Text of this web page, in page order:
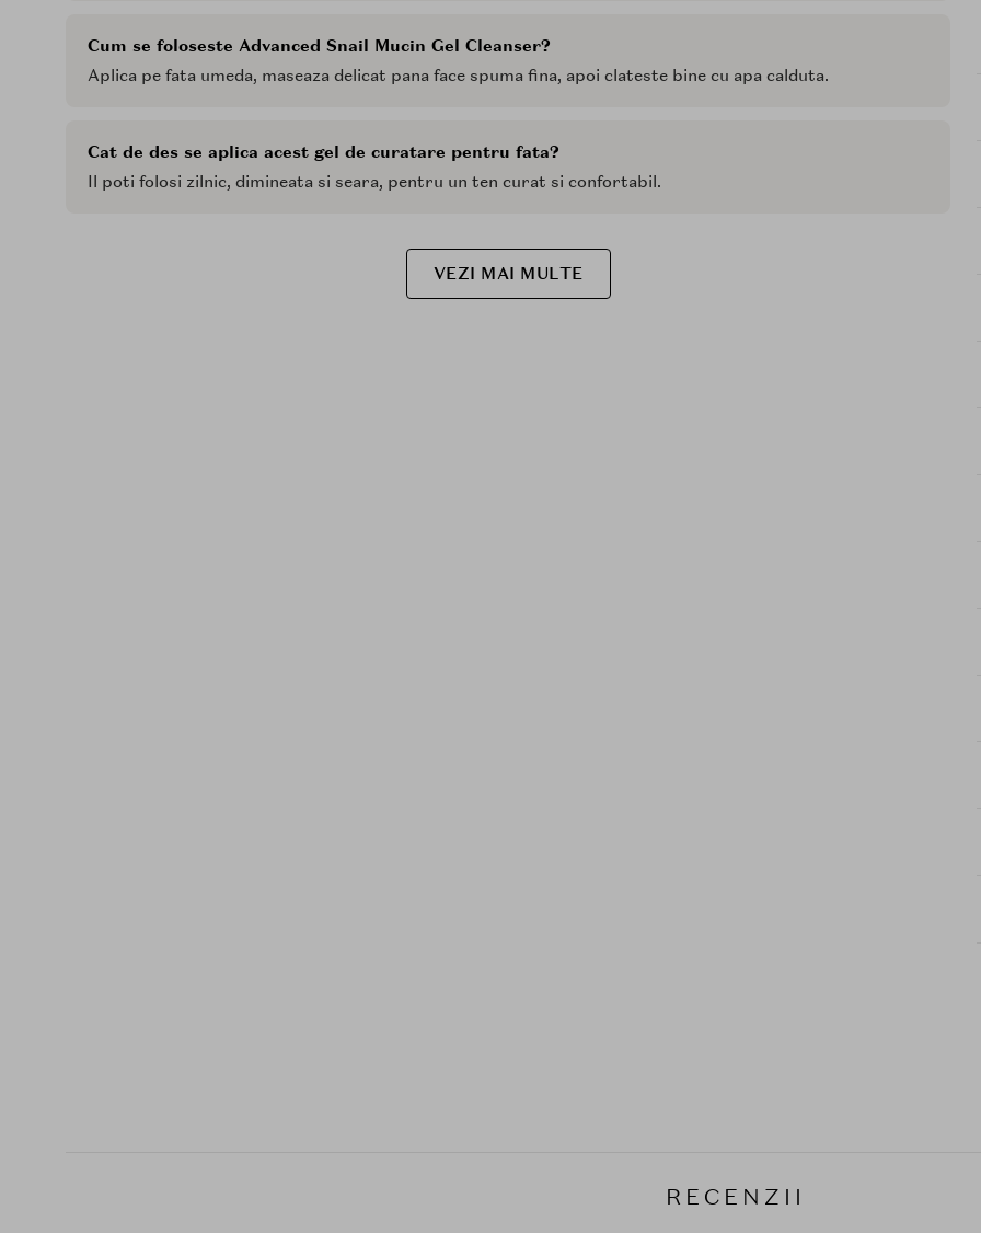
Cum se foloseste Advanced Snail Mucin Gel Cleanser?
Aplica pe fata umeda, maseaza delicat pana face spuma fina, apoi clateste bine cu apa calduta.
Cat de des se aplica acest gel de curatare pentru fata?
Il poti folosi zilnic, dimineata si seara, pentru un ten curat si confortabil.
VEZI MAI MULTE
RECENZII